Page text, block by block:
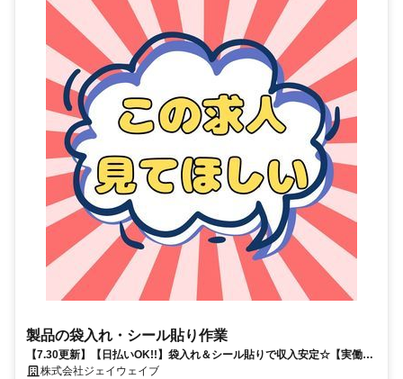
製品の袋入れ・シール貼り作業
【7.30更新】【日払いOK!!】袋入れ＆シール貼りで収入安定☆【実働8
時間×週5日】
株式会社ジェイウェイブ